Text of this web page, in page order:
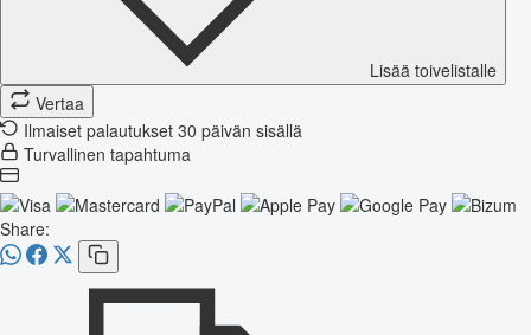
Lisää toivelistalle
Vertaa
Ilmaiset palautukset 30 päivän sisällä
Turvallinen tapahtuma
Share: